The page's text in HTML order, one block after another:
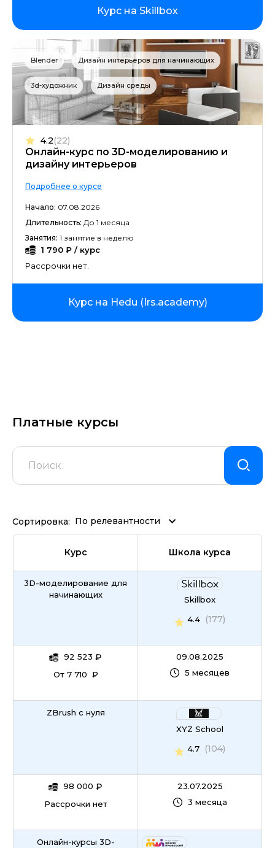
Курс на Skillbox
Blender Дизайн интерьеров для начинающих
3d-художник Дизайн среды
Онлайн-курс по 3D-моделированию и
дизайну интерьеров
4.2(22)
Подробнее о курсе
Начало: 07.08.2026
Длительность: До 1 месяца
Занятия: 1 занятие в неделю
1 790 ₽ / курс
Рассрочки нет.
Курс на Hedu (Irs.academy)
Платные курсы
Сортировка: По релевантности
Курс Школа курса
3D-моделирование для
начинающих
92 523 ₽
От 7 710 ₽
Skillbox
4.4
(177)
09.08.2025
5 месяцев
ZBrush с нуля
98 000 ₽
Рассрочки нет
XYZ School
4.7
(104)
23.07.2025
3 месяца
Онлайн-курсы 3D-